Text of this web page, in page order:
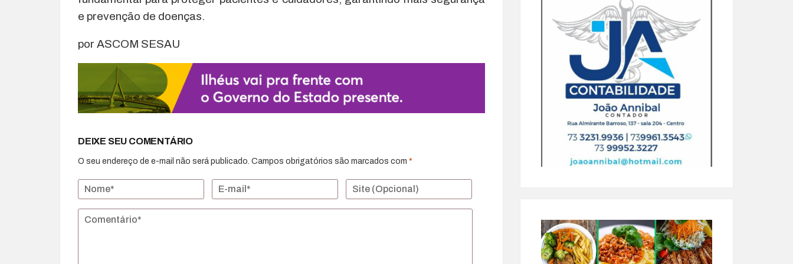
e prevenção de doenças.
por ASCOM SESAU
DEIXE SEU COMENTÁRIO
O seu endereço de e-mail não será publicado. Campos obrigatórios são marcados com *